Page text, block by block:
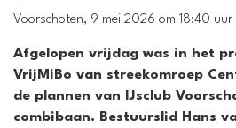
Voorschoten, 9 mei 2026 om 18:40
Afgelopen vrijdag was in het
VrijMiBo van streekomroep
de plannen van IJsclub
combibaan. Bestuurslid Hans